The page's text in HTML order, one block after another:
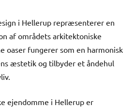
i Hellerup repræsenterer en
af områdets arkitektoniske
oaser fungerer som en harmonisk
æstetik og tilbyder et åndehul
ejendomme i Hellerup er